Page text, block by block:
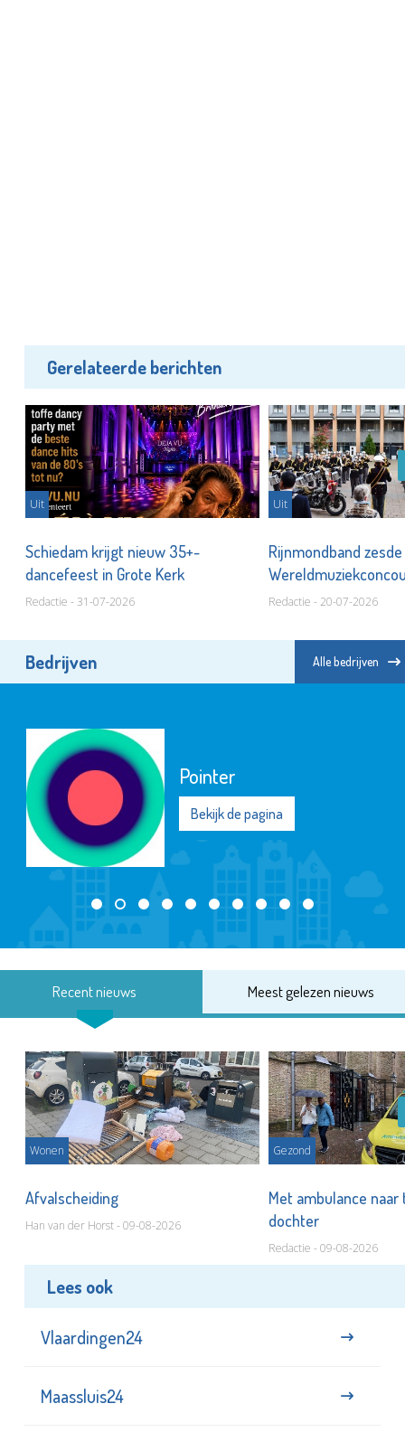
Gerelateerde berichten
Uit
Schiedam krijgt nieuw 35+-
dancefeest in Grote Kerk
Redactie - 31-07-2026
Uit
Rijnmondband
Redactie - 20-07-2026
Bedrijven Alle bedrijven
Pointer
Bekijk de pagina
Recent nieuws Meest gelezen nieuws
Wonen
Afvalscheiding
Han van der Horst - 09-08-2026
Gezond
Met ambulance
dochter
Redactie - 09-08-2026
Lees ook
Vlaardingen24
Maassluis24